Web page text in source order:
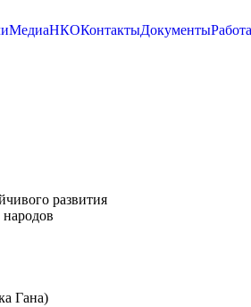
МедиаНКОКонтактыДокументы
развития
Гана)